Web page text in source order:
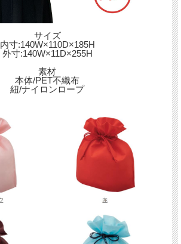
サイズ
内寸:140W×110D×185H
外寸:140W×11D×255H
素材
本体/PET不織布
紐/ナイロンロープ